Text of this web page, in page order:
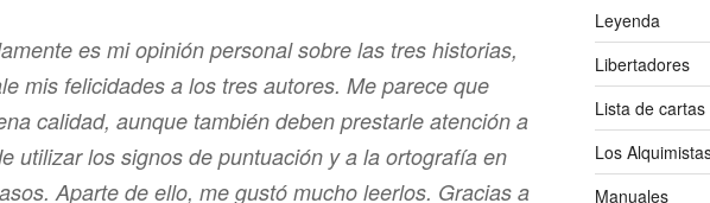
es mi opinión personal sobre las tres historias,
mis felicidades a los tres autores. Me parece que
calidad, aunque también deben prestarle atención a
utilizar los signos de puntuación y a la ortografía en
Aparte de ello, me gustó mucho leerlos. Gracias a
Leyenda
Libertadores
Lista de cartas
Los
Manuales